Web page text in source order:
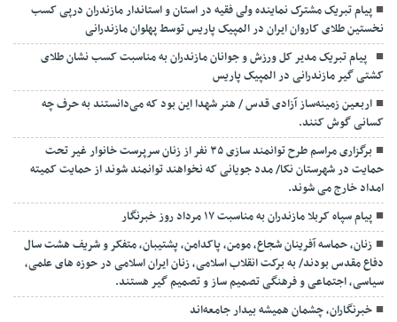
پیام تبریک مشترک نماینده ولی فقیه در استان و استاندار مازندران درپی کسب
نخستین طلای کاروان ایران در المپیک پاریس توسط پهلوان مازندرانی
‍ ‍ پیام تبریک مدیر کل ورزش و جوانان مازندران به مناسبت کسب نشان طلای
کشتی گیر مازندرانی در المپیک پاریس
اربعین زمینه‌ساز آزادی قدس / هنر شهدا این بود که می‌دانستند به حرف چه
کسانی گوش کنند.
برگزاری مراسم طرح توانمند سازی ۳۵ نفر از زنان سرپرست خانوار غیر تحت
حمایت در شهرستان نکا/ مدد جویانی که نخواهند توانمند شوند از حمایت کمیته
امداد خارج می شوند.
پیام سپاه کربلا مازندران به مناسبت ۱۷ مرداد روز خبرنگار
زنان، حماسه آفرینان شجاع، مومن، پاکدامن، پشتیبان، متفکر و شریف هشت سال
دفاع مقدس بودند/ به برکت انقلاب اسلامی، زنان ایران اسلامی در حوزه های علمی،
سیاسی، اجتماعی و فرهنگی تصمیم ساز و تصمیم گیر هستند.
خبرنگاران، چشمان همیشه بیدار جامعه‌اند